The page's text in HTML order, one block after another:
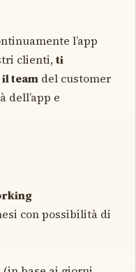
l’app
clienti,ti
team del customer
dell’app e
con possibilità di